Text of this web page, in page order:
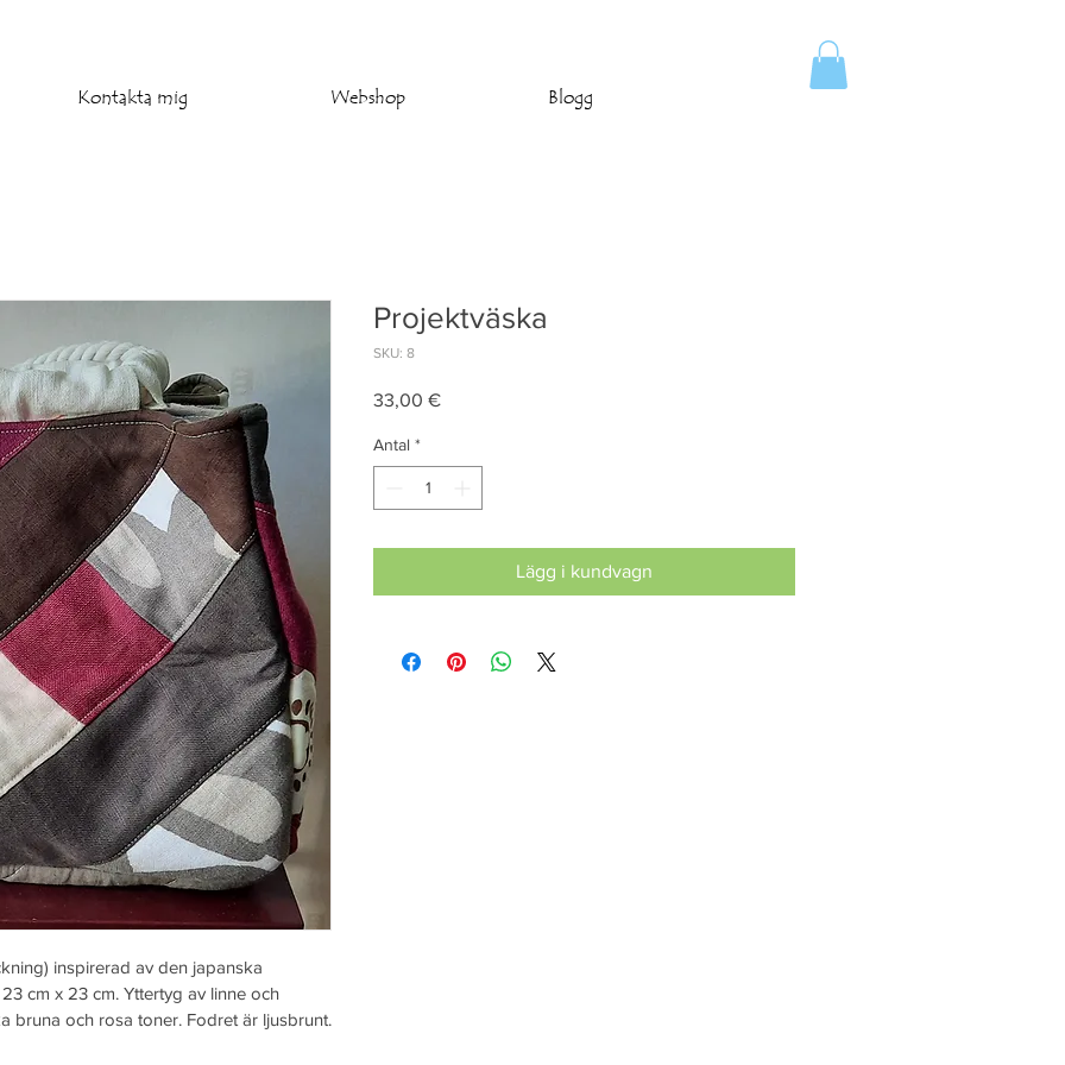
Kontakta mig Webshop Blogg
inspirerad av den japanska
cm x 23 cm. Yttertyg av linne och
bruna och rosa toner. Fodret är ljusbrunt.
Projektväska
SKU: 8
33,00 €Pris
Antal *
Lägg i kundvagn